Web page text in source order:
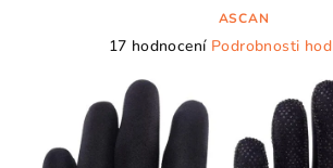
ASCAN
Průměrné
produktu
je
4,8
17 hodnocení Podrobnosti